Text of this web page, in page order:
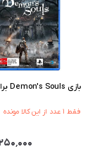
بازی Demon's Souls برای PS5
فقط ۱ عدد از این کالا مونده